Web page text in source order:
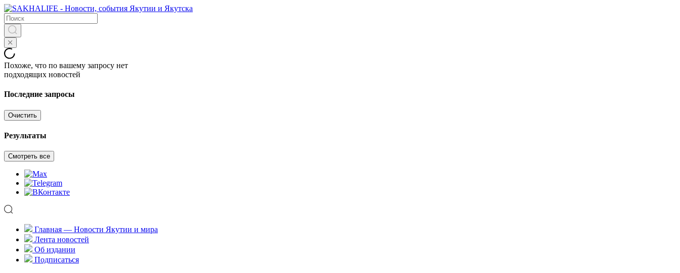
Похоже, что по вашему запросу нет
подходящих новостей
Последние запросы
Очистить
Результаты
Смотреть все
Главная — Новости Якутии и мира
Лента новостей
Об издании
Подписаться